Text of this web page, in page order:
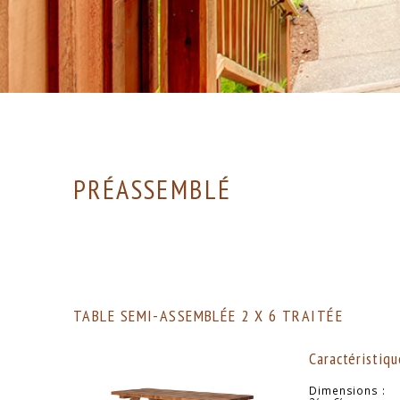
PRÉASSEMBLÉ
TABLE SEMI-ASSEMBLÉE 2 X 6 TRAITÉE
Dimensions :